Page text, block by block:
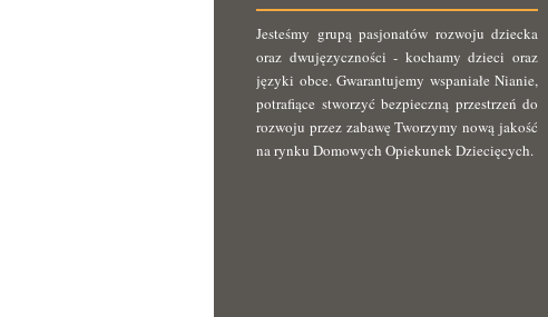
Jesteśmy grupą pasjonatów rozwoju dziecka
oraz dwujęzyczności - kochamy dzieci oraz
języki obce. Gwarantujemy wspaniałe Nianie,
potrafiące stworzyć bezpieczną przestrzeń do
rozwoju przez zabawę Tworzymy nową jakość
na rynku Domowych Opiekunek Dziecięcych.